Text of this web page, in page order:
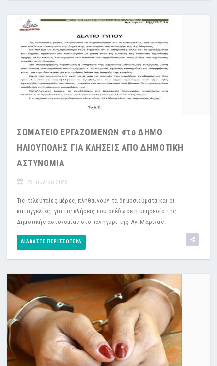
ΣΩΜΑΤΕΙΟ ΕΡΓΑΖΟΜΕΝΩΝ στο ΔΗΜΟ
ΗΛΙΟΥΠΟΛΗΣ ΓΙΑ ΚΛΗΣΕΙΣ ΑΠΟ ΔΗΜΟΤΙΚΗ
ΑΣΤΥΝΟΜΙΑ
23 Ιουλίου 2026
Τις τελευταίες μέρες, πληθαίνουν τα δημοσιεύματα και οι
καταγγελίες, για τις κλήσεις που απέδωσε η υπηρεσία της
Δημοτικής αστυνομίας στο πανηγύρι της Αγ. Μαρίνας.
ΔΙΑΒΆΣΤΕ ΠΕΡΙΣΣΌΤΕΡΑ